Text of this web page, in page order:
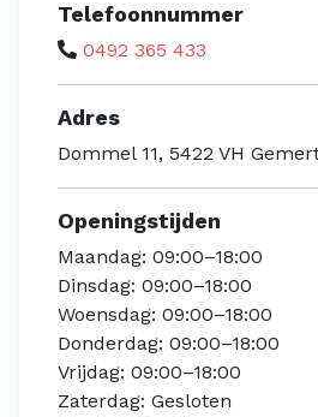
Telefoonnummer
0492 365 433
Adres
Dommel 11, 5422 VH
Openingstijden
Maandag: 09:00–18:00
Dinsdag: 09:00–18:00
Woensdag: 09:00–18:00
Donderdag: 09:00–18:00
Vrijdag: 09:00–18:00
Zaterdag: Gesloten